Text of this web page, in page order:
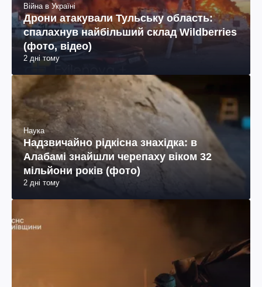
Війна в Україні
Дрони атакували Тульську область:
спалахнув найбільший склад Wildberries
(фото, відео)
2 дні тому
Наука
Надзвичайно рідкісна знахідка: в
Алабамі знайшли черепаху віком 32
мільйони років (фото)
2 дні тому